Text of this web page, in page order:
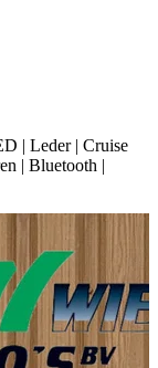
| Leder | Cruise
| Bluetooth |